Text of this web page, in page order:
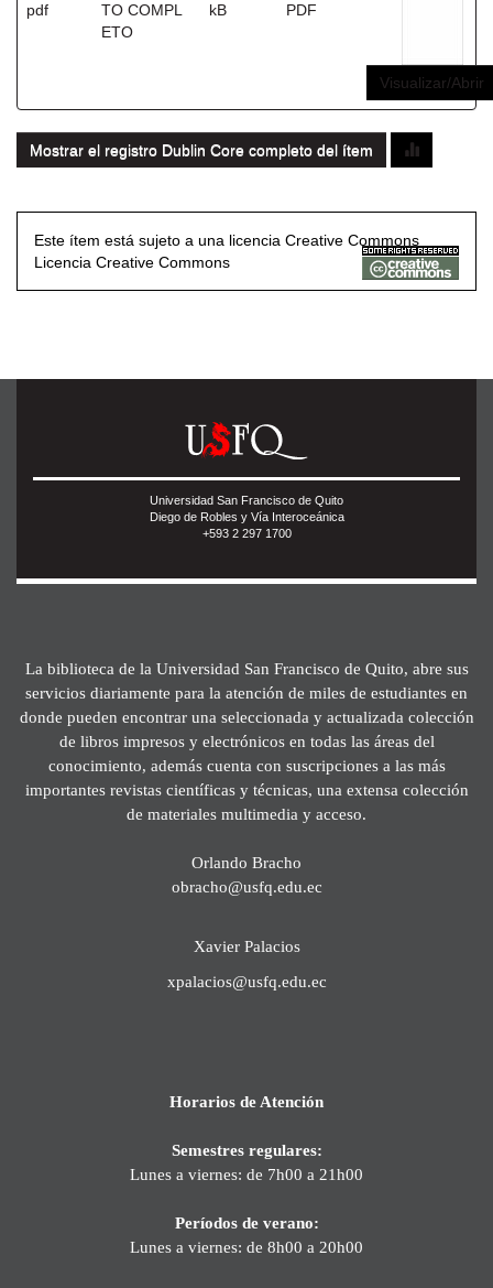
pdf
TO COMPL
ETO
kB
PDF
Visualizar/Abrir
Mostrar el registro Dublin Core completo del ítem
Este ítem está sujeto a una licencia Creative Commons
Licencia Creative Commons
Universidad San Francisco de Quito
Diego de Robles y Vía Interoceánica
+593 2 297 1700
La biblioteca de la Universidad San Francisco de Quito, abre sus
servicios diariamente para la atención de miles de estudiantes en
donde pueden encontrar una seleccionada y actualizada colección
de libros impresos y electrónicos en todas las áreas del
conocimiento, además cuenta con suscripciones a las más
importantes revistas científicas y técnicas, una extensa colección
de materiales multimedia y acceso.
Orlando Bracho
obracho@usfq.edu.ec
Xavier Palacios
xpalacios@usfq.edu.ec
Horarios de Atención
Semestres regulares:
Lunes a viernes: de 7h00 a 21h00
Períodos de verano:
Lunes a viernes: de 8h00 a 20h00